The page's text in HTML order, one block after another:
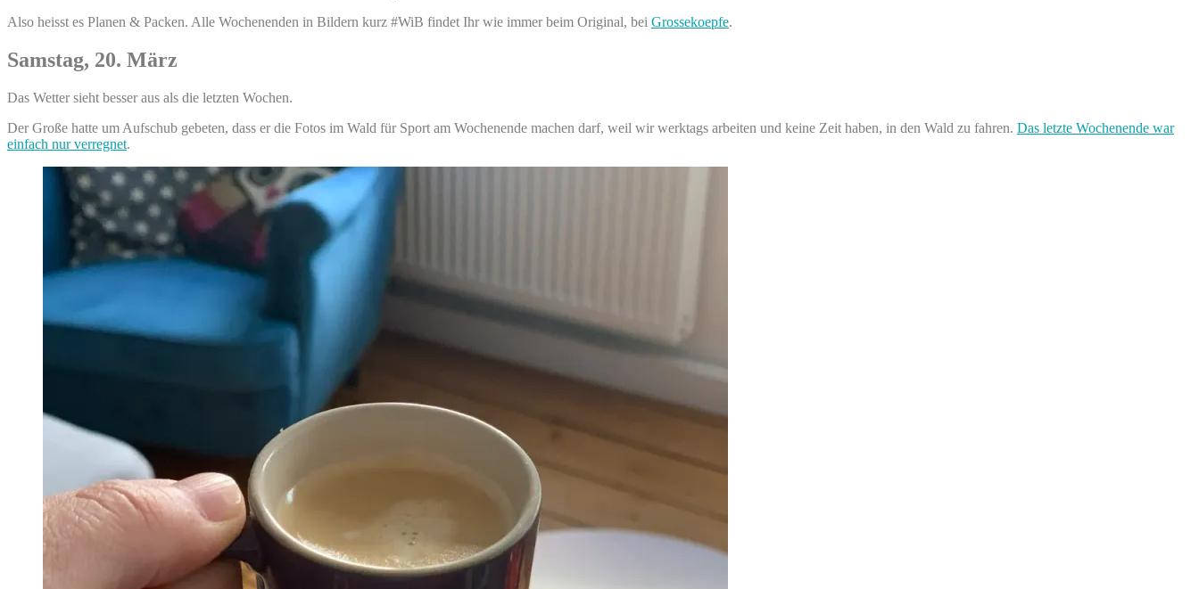
Also heisst es Planen & Packen. Alle Wochenenden in Bildern kurz #WiB findet Ihr wie immer beim Original, bei Grossekoepfe.
Samstag, 20. März
Das Wetter sieht besser aus als die letzten Wochen.
Der Große hatte um Aufschub gebeten, dass er die Fotos im Wald für Sport am Wochenende machen darf, weil wir werktags arbeiten und keine Zeit haben, in den Wald zu fahren. Das letzte Wochenende war
einfach nur verregnet.